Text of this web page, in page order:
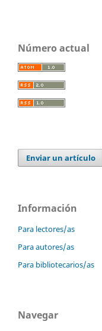
Número actual
Enviar un artículo
Información
Para lectores/as
Para autores/as
Para bibliotecarios/as
Navegar